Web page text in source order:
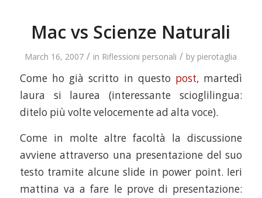
Mac vs Scienze Naturali
March 16, 2007 / in Riflessioni personali / by pierotaglia
Come ho già scritto in questo post, martedì
laura si laurea (interessante scioglilingua:
ditelo più volte velocemente ad alta voce).
Come in molte altre facoltà la discussione
avviene attraverso una presentazione del suo
testo tramite alcune slide in power point. Ieri
mattina va a fare le prove di presentazione: